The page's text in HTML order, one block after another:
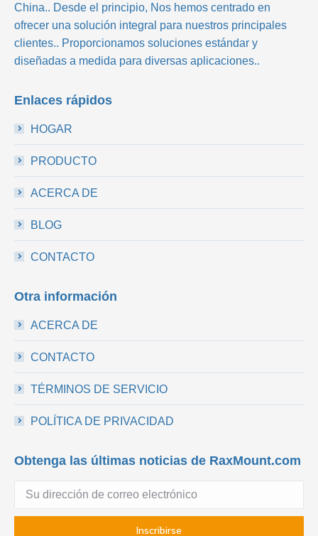
China.. Desde el principio, Nos hemos centrado en
ofrecer una solución integral para nuestros principales
clientes.. Proporcionamos soluciones estándar y
diseñadas a medida para diversas aplicaciones..
Enlaces rápidos
HOGAR
PRODUCTO
ACERCA DE
BLOG
CONTACTO
Otra información
ACERCA DE
CONTACTO
TÉRMINOS DE SERVICIO
POLÍTICA DE PRIVACIDAD
Obtenga las últimas noticias de RaxMount.com